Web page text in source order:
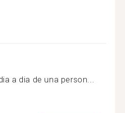
a dia de una person...